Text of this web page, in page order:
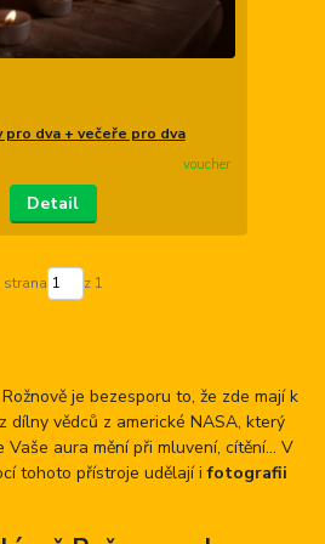
pro dva + večeře pro dva
voucher
Detail
strana z 1
je bezesporu to, že zde mají k
dílny vědců z americké NASA, který
aura mění při mluvení, cítění... V
tohoto přístroje udělají ifotografii